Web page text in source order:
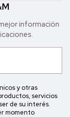
in formación
y otras
servicios
de su interés.
momento